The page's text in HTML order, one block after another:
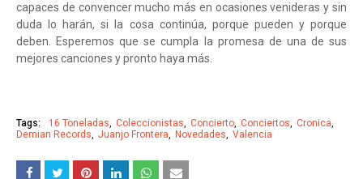
capaces de convencer mucho más en ocasiones venideras y sin
duda lo harán, si la cosa continúa, porque pueden y porque
deben. Esperemos que se cumpla la promesa de una de sus
mejores canciones y pronto haya más.
Tags: 16 Toneladas Coleccionistas Concierto Conciertos
Cronica
Demian Records
Juanjo Frontera Novedades Valencia